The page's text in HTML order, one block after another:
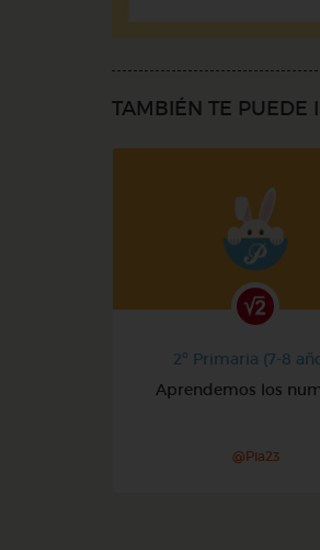
TAMBIÉN TE PUEDE
2º Primaria (7-8
Aprendemos los
@Pia23